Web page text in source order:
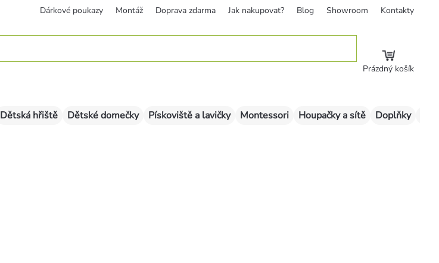
Dárkové poukazy Montáž Doprava zdarma Jak nakupovat? Blog Showroom Kontakty
Prázdný košík
Dětská hřiště Dětské domečky Pískoviště a lavičky Montessori Houpačky a sítě Doplňky